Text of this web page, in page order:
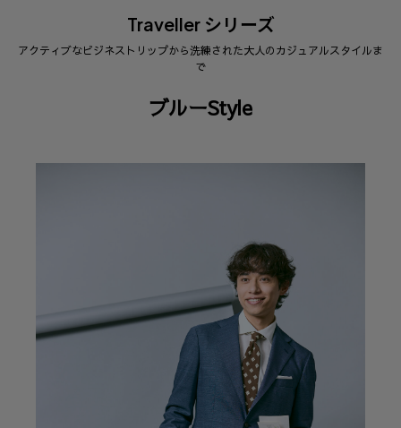
Traveller シリーズ
アクティブなビジネストリップから洗練された大人のカジュアルスタイルま
で
ブルーStyle